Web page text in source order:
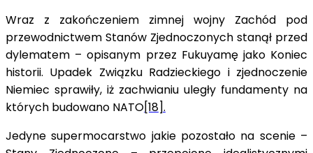
Wraz z zakończeniem zimnej wojny Zachód pod
przewodnictwem Stanów Zjednoczonych stanął przed
dylematem – opisanym przez Fukuyamę jako Koniec
historii. Upadek Związku Radzieckiego i zjednoczenie
Niemiec sprawiły, iż zachwianiu uległy fundamenty na
których budowano NATO[18].
Jedyne supermocarstwo jakie pozostało na scenie –